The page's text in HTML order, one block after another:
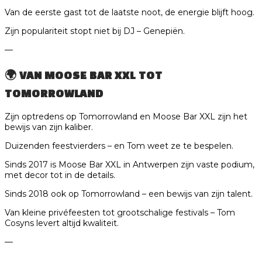
Van de eerste gast tot de laatste noot, de energie blijft hoog.
Zijn populariteit stopt niet bij DJ – Genepiën.
—
🌍 VAN MOOSE BAR XXL TOT
TOMORROWLAND
Zijn optredens op Tomorrowland en Moose Bar XXL zijn het
bewijs van zijn kaliber.
Duizenden feestvierders – en Tom weet ze te bespelen.
Sinds 2017 is Moose Bar XXL in Antwerpen zijn vaste podium,
met decor tot in de details.
Sinds 2018 ook op Tomorrowland – een bewijs van zijn talent.
Van kleine privéfeesten tot grootschalige festivals – Tom
Cosyns levert altijd kwaliteit.
—